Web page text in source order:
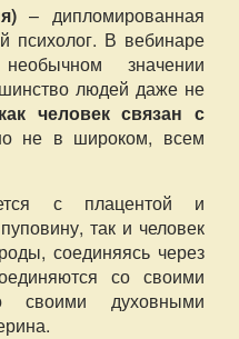
– дипломированная
психолог. В вебинаре
значении
людей даже не
как человек связан с
не в широком, всем
с плацентой и
так и человек
соединяясь через
со своими
своими духовными